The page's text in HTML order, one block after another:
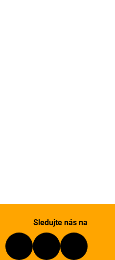
Sledujte nás na